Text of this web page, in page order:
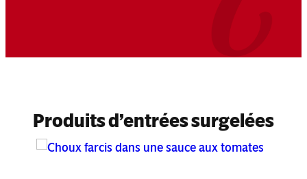
Produits d’entrées surgelées